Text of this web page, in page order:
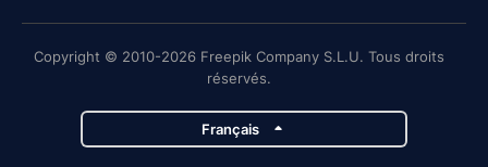
Copyright © 2010-2026 Freepik Company S.L.U. Tous droits
réservés.
Français